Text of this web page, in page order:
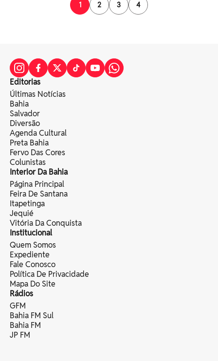
1
2 3 4
Editorias
Últimas Notícias
Bahia
Salvador
Diversão
Agenda Cultural
Preta Bahia
Fervo Das Cores
Colunistas
Interior Da Bahia
Página Principal
Feira De Santana
Itapetinga
Jequié
Vitória Da Conquista
Institucional
Quem Somos
Expediente
Fale Conosco
Política De Privacidade
Mapa Do Site
Rádios
GFM
Bahia FM Sul
Bahia FM
JP FM